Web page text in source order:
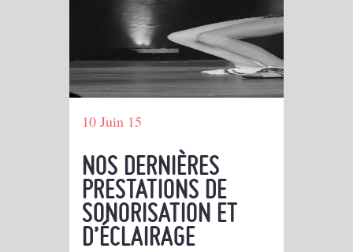
10 Juin 15
NOS DERNIÈRES
PRESTATIONS DE
SONORISATION ET
D’ÉCLAIRAGE